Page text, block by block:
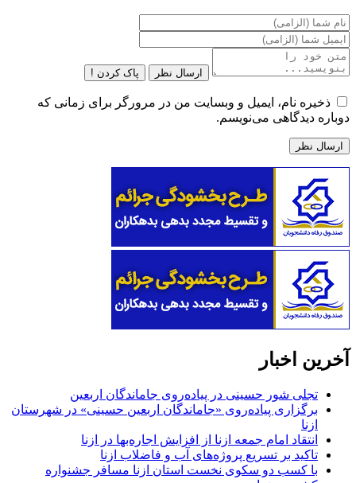
ارسال نظر پاک کردن !
ذخیره نام، ایمیل و وبسایت من در مرورگر برای زمانی که
دوباره دیدگاهی می‌نویسم.
آخرین اخبار
تجلی شور حسینی در پیاده‌روی جاماندگان اربعین
برگزاری پیاده‌روی «جاماندگان اربعین حسینی» در شهرستان
ازنا
انتقاد امام جمعه ازنا از افزایش اجاره‌بها در ازنا
تاکید بر تسریع پروژه‌های آب و فاضلاب ازنا
با کسب دو سکوی نخست استان ازنا مسافر جشنواره